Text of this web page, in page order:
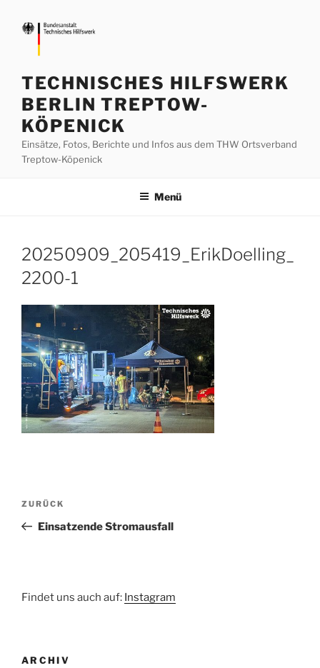
Inhalt
springen
TECHNISCHES HILFSWERK
BERLIN TREPTOW-
KÖPENICK
Einsätze, Fotos, Berichte und Infos aus dem THW Ortsverband
Treptow-Köpenick
Menü
20250909_205419_ErikDoelling_
2200-1
Beitragsnavigation
Vorheriger
Beitrag
ZURÜCK
Einsatzende Stromausfall
Findet uns auch auf: Instagram
ARCHIV